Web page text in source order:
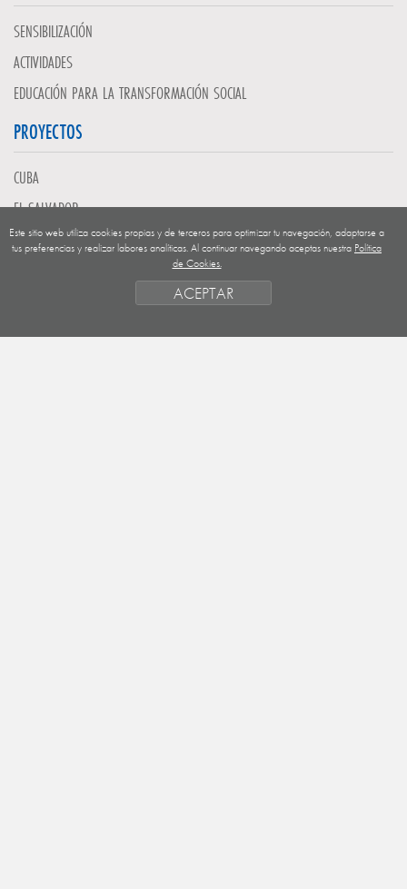
Este sitio web utiliza cookies propias y de terceros para optimizar tu navegación, adaptarse a
tus preferencias y realizar labores analíticas. Al continuar navegando aceptas nuestra Política
de Cookies.
ACEPTAR
SENSIBILIZACIÓN
ACTIVIDADES
EDUCACIÓN PARA LA TRANSFORMACIÓN SOCIAL
PROYECTOS
CUBA
EL SALVADOR
GUATEMALA
EUROPA